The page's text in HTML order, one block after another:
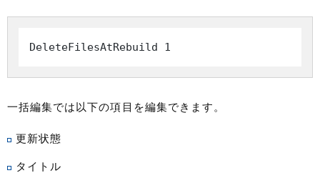
DeleteFilesAtRebuild 1
一括編集では以下の項目を編集できます。
更新状態
タイトル